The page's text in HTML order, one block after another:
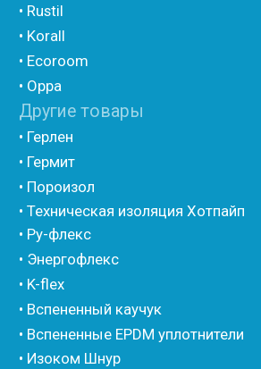
• Утеплитель для труб из вспененного полиэтилена
• Уплотнительный шнур HOT ROD XL
• ПСУЛ
• Дихтунгсбанд
• Фиброволокно
• Евроблок ИзоТехпро
• Евроблок Isodom
• Евроблок Порилекс
• Евроблок Стенофон